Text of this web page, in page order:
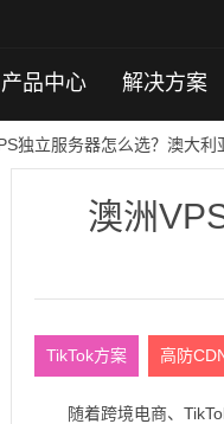
产品中心 解决方案
独立服务器怎么选？澳大
澳洲
TikTok方案 高防
随着跨境电商、